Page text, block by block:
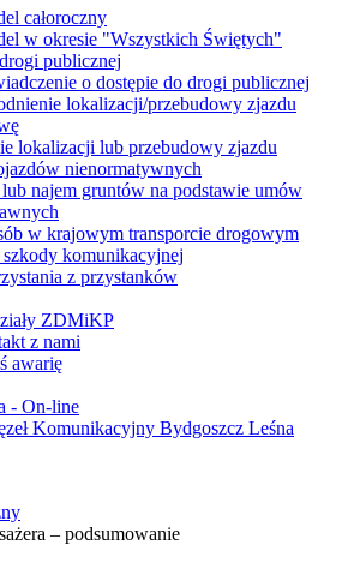
całoroczny
w okresie "Wszystkich Świętych"
publicznej
o dostępie do drogi publicznej
lokalizacji/przebudowy zjazdu
lokalizacji lub przebudowy zjazdu
nienormatywnych
najem gruntów na podstawie umów
w krajowym transporcie drogowym
szkody komunikacyjnej
z przystanków
ZDMiKP
z nami
awarię
- On-line
Komunikacyjny Bydgoszcz Leśna
– podsumowanie